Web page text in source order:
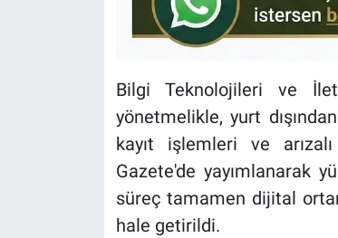
Bilgi Teknolojileri ve
yönetmelikle, yurt
kayıt işlemleri ve
Gazete'de yayımlanarak
süreç tamamen dijital
hale getirildi.